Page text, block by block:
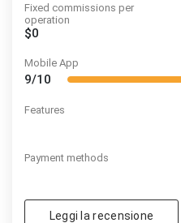
Fixed commissions per
operation
$0
Mobile App
9/10
Features
Payment methods
Leggi la recensione